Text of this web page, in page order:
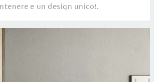
e un design unico!.